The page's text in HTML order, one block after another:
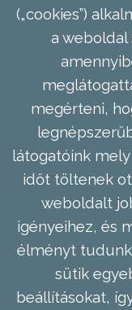
(„cookies”)
a weboldal
megérteni,
látogatóink
időt töltenek
weboldalt
igényeihez, és
élményt tudunk
sütik
beállításokat,